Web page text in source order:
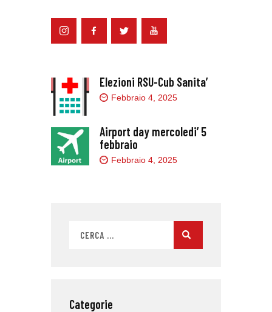
Elezioni RSU-Cub Sanita’
Febbraio 4, 2025
Airport day mercoledi’ 5
febbraio
Febbraio 4, 2025
Categorie